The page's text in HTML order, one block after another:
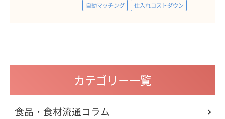
自動マッチング
仕入れコストダウン
カテゴリー一覧
食品・食材流通コラム